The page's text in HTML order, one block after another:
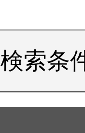
検索条